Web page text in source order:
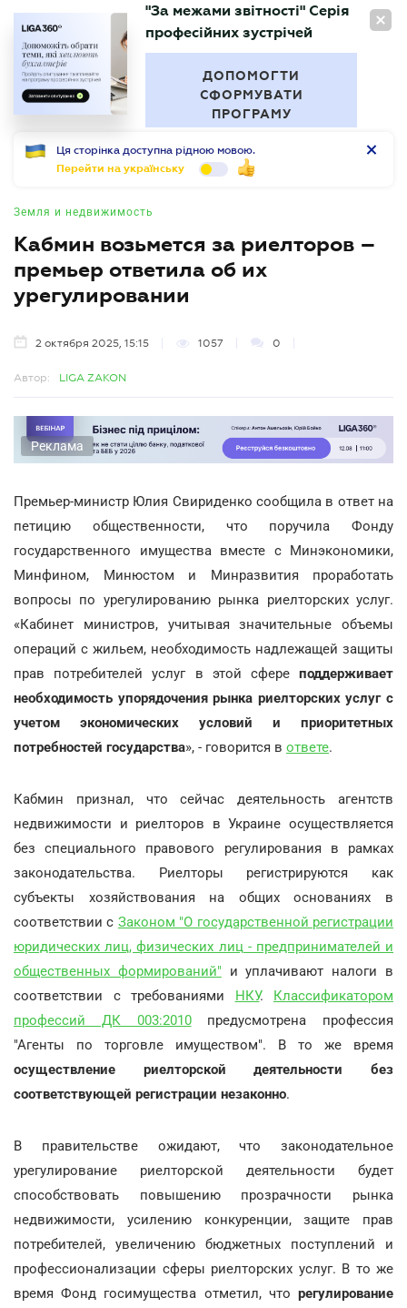
RU
БУХГАЛТЕР
"За межами звітності" Серія
професійних зустрічей
ДОПОМОГТИ
СФОРМУВАТИ
ПРОГРАМУ
Ця сторінка доступна рідною мовою.
Перейти на українську
Земля и недвижимость
Кабмин возьмется за риелторов –
премьер ответила об их
урегулировании
2 октября 2025, 15:15 1057 0
Автор: LIGA ZAKON
Реклама
Премьер-министр Юлия Свириденко сообщила в ответ на
петицию общественности, что поручила Фонду
государственного имущества вместе с Минэкономики,
Минфином, Минюстом и Минразвития проработать
вопросы по урегулированию рынка риелторских услуг.
«Кабинет министров, учитывая значительные объемы
операций с жильем, необходимость надлежащей защиты
прав потребителей услуг в этой сфере поддерживает
необходимость упорядочения рынка риелторских услуг с
учетом экономических условий и приоритетных
потребностей государства», - говорится в ответе.
Кабмин признал, что сейчас деятельность агентств
недвижимости и риелторов в Украине осуществляется
без специального правового регулирования в рамках
законодательства. Риелторы регистрируются как
субъекты хозяйствования на общих основаниях в
соответствии с Законом "О государственной регистрации
юридических лиц, физических лиц - предпринимателей и
общественных формирований" и уплачивают налоги в
соответствии с требованиями НКУ. Классификатором
профессий ДК 003:2010предусмотрена профессия
"Агенты по торговле имуществом". В то же время
осуществление риелторской деятельности без
соответствующей регистрации незаконно.
В правительстве ожидают, что законодательное
урегулирование риелторской деятельности будет
способствовать повышению прозрачности рынка
недвижимости, усилению конкуренции, защите прав
потребителей, увеличению бюджетных поступлений и
профессионализации сферы риелторских услуг. В то же
время Фонд госимущества отметил, что регулирование